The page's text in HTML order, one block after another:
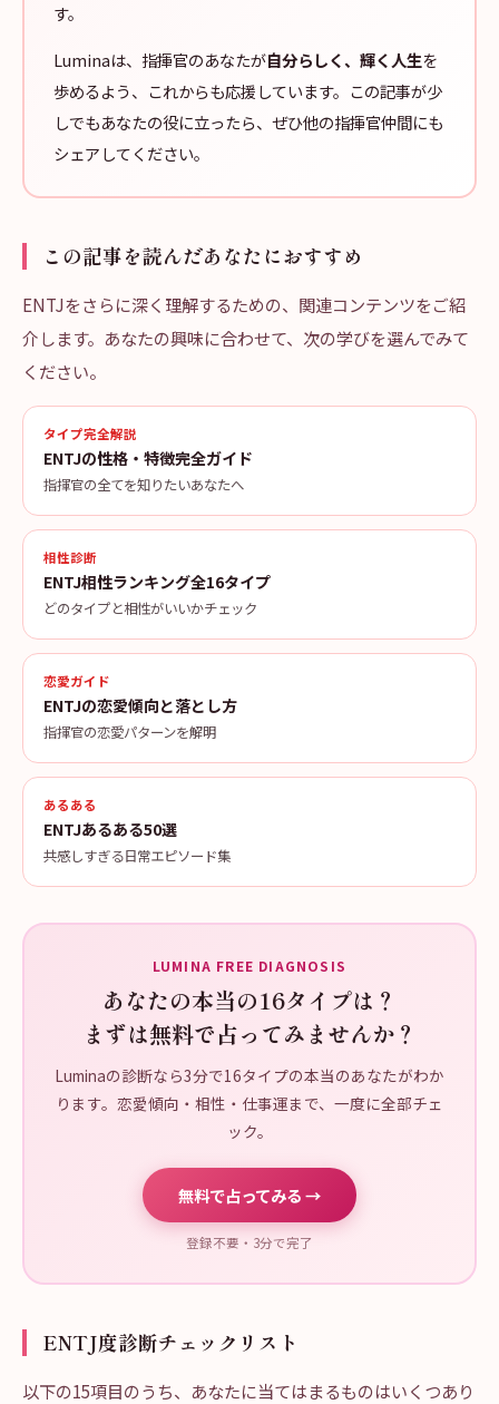
す。
Luminaは、指揮官のあなたが自分らしく、輝く人生を
歩めるよう、これからも応援しています。この記事が少
しでもあなたの役に立ったら、ぜひ他の指揮官仲間にも
シェアしてください。
この記事を読んだあなたにおすすめ
ENTJをさらに深く理解するための、関連コンテンツをご紹
介します。あなたの興味に合わせて、次の学びを選んでみて
ください。
タイプ完全解説
ENTJの性格・特徴完全ガイド
指揮官の全てを知りたいあなたへ
相性診断
ENTJ相性ランキング全16タイプ
どのタイプと相性がいいかチェック
恋愛ガイド
ENTJの恋愛傾向と落とし方
指揮官の恋愛パターンを解明
あるある
ENTJあるある50選
共感しすぎる日常エピソード集
LUMINA FREE DIAGNOSIS
あなたの本当の16タイプは？
まずは無料で占ってみませんか？
Luminaの診断なら3分で16タイプの本当のあなたがわか
ります。恋愛傾向・相性・仕事運まで、一度に全部チェ
ック。
無料で占ってみる →
登録不要・3分で完了
ENTJ度診断チェックリスト
以下の15項目のうち、あなたに当てはまるものはいくつあり